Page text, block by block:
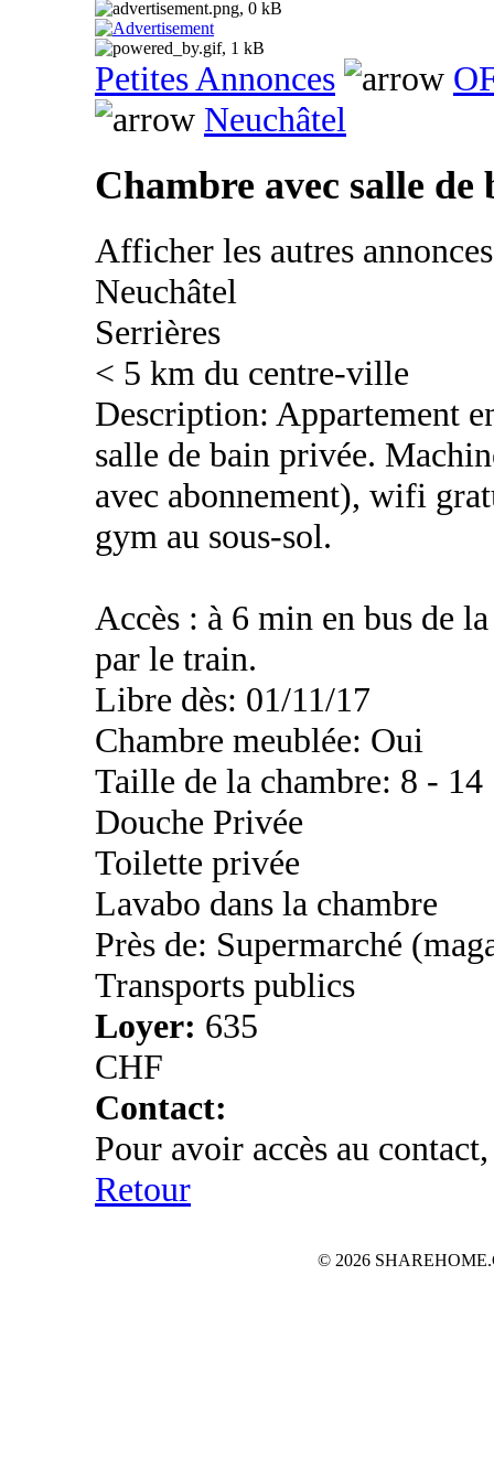
Petites Annonces
Neuchâtel
Chambre avec salle de
Afficher les autres
Neuchâtel
Serrières
< 5 km du centre-ville
Description: Appartement
salle de bain privée.
avec abonnement), wifi
gym au sous-sol.
Accès : à 6 min en bus de
par le train.
Libre dès: 01/11/17
Chambre meublée: Oui
Taille de la chambre: 8 -
Douche Privée
Toilette privée
Lavabo dans la chambre
Près de: Supermarché
Transports publics
Loyer: 635
CHF
Contact:
Pour avoir accès au
Retour
© 2026